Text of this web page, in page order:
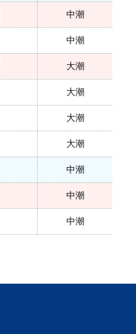
中潮
中潮
大潮
大潮
大潮
大潮
中潮
中潮
中潮